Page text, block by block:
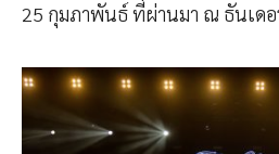
25 กุมภาพันธ์ ที่ผ่านมา ณ ธันเดอ